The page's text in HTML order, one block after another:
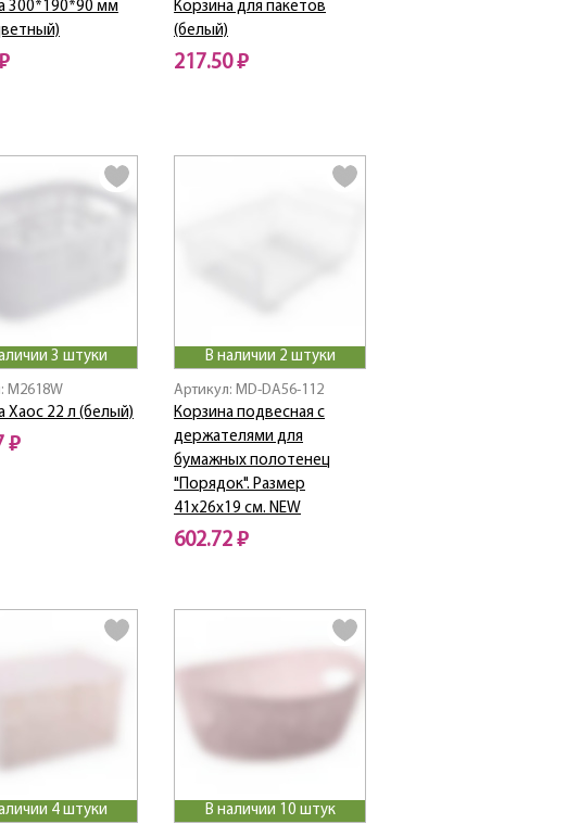
300*190*90 мм
Корзина для пакетов
(белый)
217.50 ₽
3 штуки
M2618W
Хаос 22 л (белый)
₽
В наличии 2 штуки
Артикул: MD-DA56-112
Корзина подвесная с
держателями для
бумажных полотенец
"Порядок". Размер
41х26х19 см. NEW
602.72 ₽
4 штуки В наличии 10 штук